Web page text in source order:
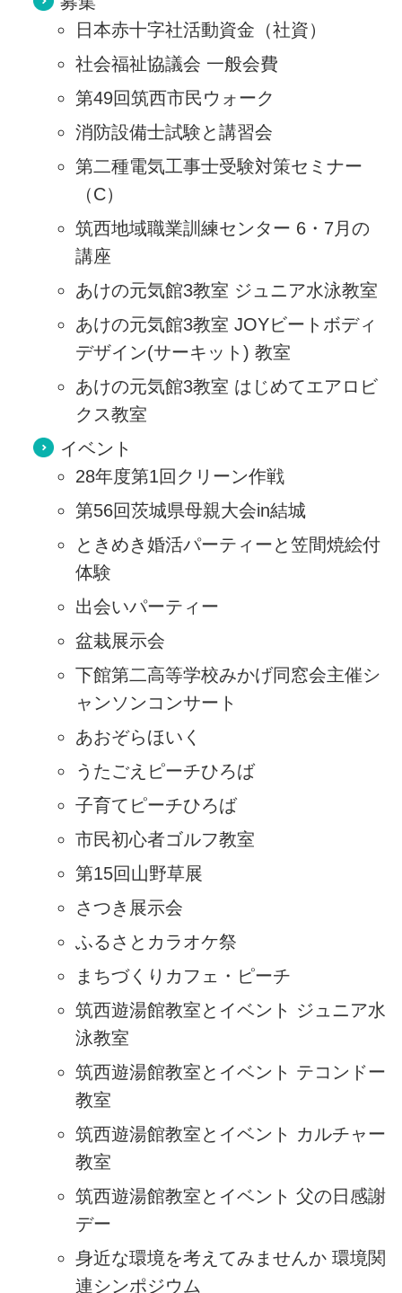
日本赤十字社活動資金（社資）
社会福祉協議会 一般会費
第49回筑西市民ウォーク
消防設備士試験と講習会
第二種電気工事士受験対策セミナー
（C）
筑西地域職業訓練センター 6・7月の
講座
あけの元気館3教室 ジュニア水泳教室
あけの元気館3教室 JOYビートボディ
デザイン(サーキット) 教室
あけの元気館3教室 はじめてエアロビ
クス教室
イベント
28年度第1回クリーン作戦
第56回茨城県母親大会in結城
ときめき婚活パーティーと笠間焼絵付
体験
出会いパーティー
盆栽展示会
下館第二高等学校みかげ同窓会主催シ
ャンソンコンサート
あおぞらほいく
うたごえピーチひろば
子育てピーチひろば
市民初心者ゴルフ教室
第15回山野草展
さつき展示会
ふるさとカラオケ祭
まちづくりカフェ・ピーチ
筑西遊湯館教室とイベント ジュニア水
泳教室
筑西遊湯館教室とイベント テコンドー
教室
筑西遊湯館教室とイベント カルチャー
教室
筑西遊湯館教室とイベント 父の日感謝
デー
身近な環境を考えてみませんか 環境関
連シンポジウム